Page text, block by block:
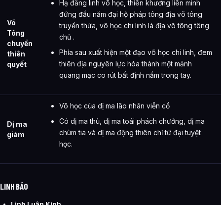
Võ
Tông
chuyển
thiên
quyết
Hạ đẳng linh võ học, thiên khương liên minh
đứng đầu năm đại hộ pháp tông địa võ tông
truyền thừa, võ học chi linh là địa võ tông tông
chủ .
Phía sau xuất hiện một đạo võ học chi linh, đem
thiên địa nguyên lực hóa thành một mảnh
quang mạc co rút bất định nắm trong tay.
Dị ma
giám
Võ học của dị ma lão nhân viễn cổ
Có dị ma thủ, dị ma toái phách chưởng, dị ma
chùm tia và dị ma động thiên chỉ tứ đại tuyệt
học.
LINH BẢO